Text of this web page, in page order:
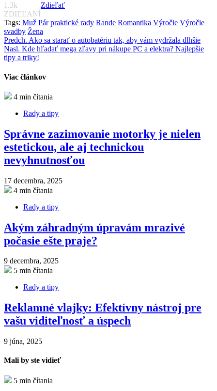
1.3k
ZDIEĽANÍ
Zdieľať
Tags: Muž Pár praktické rady Rande Romantika Výročie Výročie
svadby Žena
Continue
Reading
Predch. Ako sa starať o autobatériu tak, aby vám vydržala dlhšie
Nasl. Kde hľadať mega zľavy pri nákupe PC a elektra? Najlepšie
tipy a triky!
Viac článkov
4 min čítania
Rady a tipy
Správne zazimovanie motorky je nielen
estetickou, ale aj technickou
nevyhnutnosťou
17 decembra, 2025
4 min čítania
Rady a tipy
Akým záhradným úpravám mrazivé
počasie ešte praje?
9 decembra, 2025
5 min čítania
Rady a tipy
Reklamné vlajky: Efektívny nástroj pre
vašu viditeľnosť a úspech
9 júna, 2025
Mali by ste vidieť
5 min čítania